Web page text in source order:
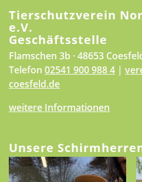
Tierschutzverein
e.V.
Geschäftsstelle
Flamschen 3b · 48653
Telefon 02541 900 988 4 |
coesfeld.de
weitere Informationen
Unsere